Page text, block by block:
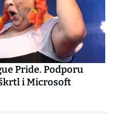
Pride. Podporu
i Microsoft